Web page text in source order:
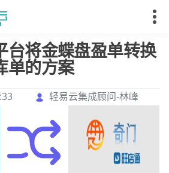
台将金蝶盘盈单转换
单的方案
轻易云集成顾问-林峰